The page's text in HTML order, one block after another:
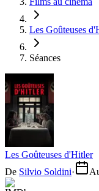
Les Goûteuses
Séances
Les Goûteuses d'Hitler
De Silvio Soldini·